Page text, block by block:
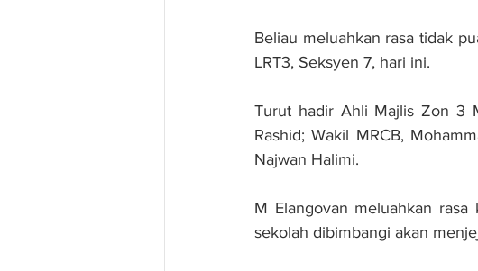
Beliau meluahkan rasa tidak
LRT3, Seksyen 7, hari ini.
Turut hadir Ahli Majlis Zon 3
Rashid; Wakil MRCB,
Najwan Halimi.
M Elangovan meluahkan
sekolah dibimbangi akan